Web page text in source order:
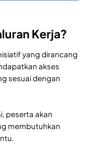
Kerja?
yang dirancang
akses
sesuai dengan
peserta akan
membutuhkan